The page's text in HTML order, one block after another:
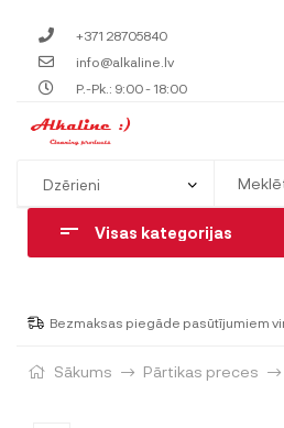
+371 28705840
info@alkaline.lv
P.-Pk.: 9:00 - 18:00
Visas kategorijas
Bezmaksas piegāde pasūtījumiem
Sākums Pārtikas preces